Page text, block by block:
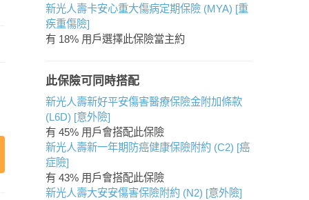
新光人壽卡安心重大傷病定期保險 (MYA) [重
疾重傷險]
有 18% 用戶選擇此保險當主約
此保險可同時搭配
新光人壽新好平安傷害醫療保險金附加條款
(L6D) [意外險]
有 45% 用戶會搭配此保險
新光人壽新一年期防癌健康保險附約 (C2) [癌
症險]
有 43% 用戶會搭配此保險
新光人壽大安安傷害保險附約 (N2) [意外險]